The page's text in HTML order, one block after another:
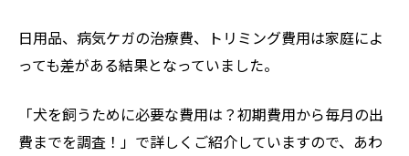
日用品、病気ケガの治療費、トリミング費用は家庭によ
っても差がある結果となっていました。
「犬を飼うために必要な費用は？初期費用から毎月の出
費までを調査！」で詳しくご紹介していますので、あわ